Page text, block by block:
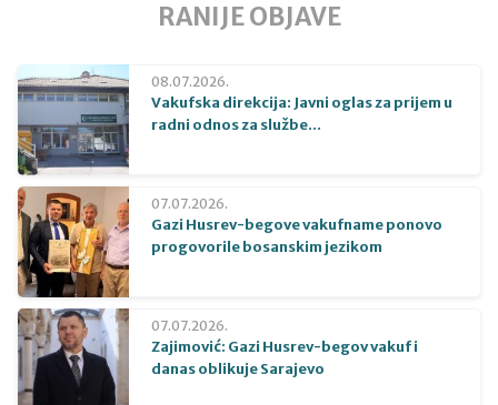
RANIJE OBJAVE
08.07.2026.
Vakufska direkcija: Javni oglas za prijem u
radni odnos za službe...
07.07.2026.
Gazi Husrev-begove vakufname ponovo
progovorile bosanskim jezikom
07.07.2026.
Zajimović: Gazi Husrev-begov vakuf i
danas oblikuje Sarajevo